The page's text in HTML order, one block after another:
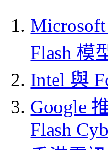
Flash 模
Intel 與
Google
Flash